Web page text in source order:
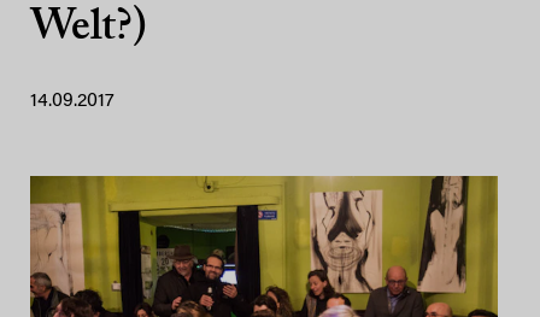
Welt?)
14.09.2017